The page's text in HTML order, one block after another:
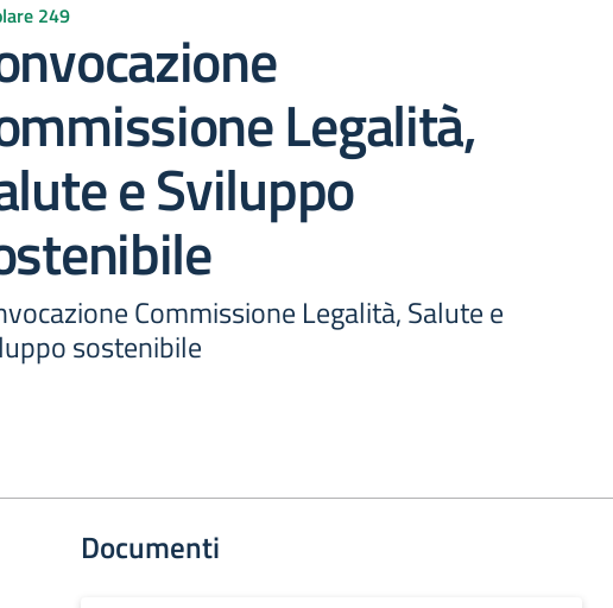
249
Legalità,
e Sviluppo
Commissione Legalità, Salute e
sostenibile
Documenti